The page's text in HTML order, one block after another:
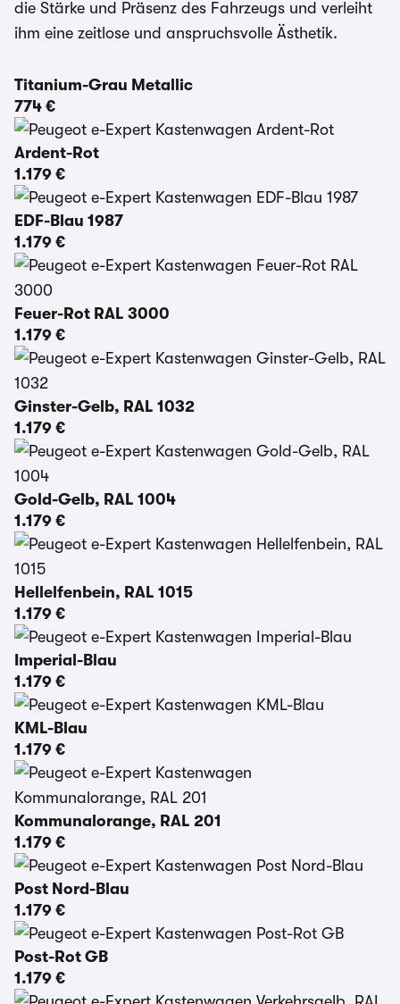
die Stärke und Präsenz des Fahrzeugs und verleiht
ihm eine zeitlose und anspruchsvolle Ästhetik.
Titanium-Grau Metallic
774 €
Ardent-Rot
1.179 €
EDF-Blau 1987
1.179 €
Feuer-Rot RAL 3000
1.179 €
Ginster-Gelb, RAL 1032
1.179 €
Gold-Gelb, RAL 1004
1.179 €
Hellelfenbein, RAL 1015
1.179 €
Imperial-Blau
1.179 €
KML-Blau
1.179 €
Kommunalorange, RAL 201
1.179 €
Post Nord-Blau
1.179 €
Post-Rot GB
1.179 €